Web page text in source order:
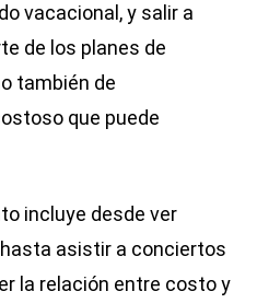
vacacional, y salir a
de los planes de
también de
que puede
incluye desde ver
asistir a conciertos
la relación entre costo y